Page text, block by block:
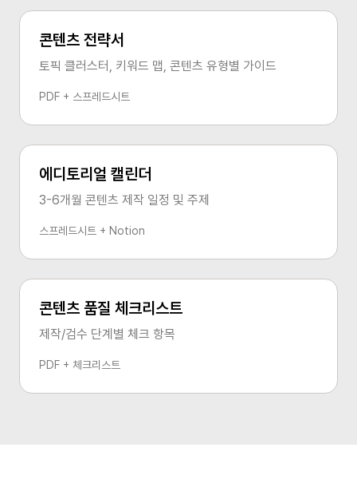
콘텐츠 전략서
토픽 클러스터, 키워드 맵, 콘텐츠 유형별 가이드
PDF + 스프레드시트
에디토리얼 캘린더
3-6개월 콘텐츠 제작 일정 및 주제
스프레드시트 + Notion
콘텐츠 품질 체크리스트
제작/검수 단계별 체크 항목
PDF + 체크리스트